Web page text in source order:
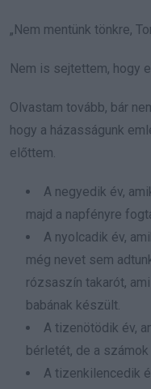
„Nem mentünk tönkre,
Nem is sejtettem, hogy
Olvastam tovább, bár
hogy a házasságunk
előttem.
A negyedik év,
majd a napfényre
A nyolcadik év,
még nevet sem
rózsaszín takarót,
babának készült.
A tizenötödik év,
bérletét, de a
A tizenkilencedik